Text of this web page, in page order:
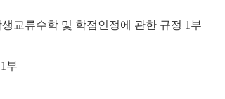
교류수학 및 학점인정에 관한 규정 1 부
1 부